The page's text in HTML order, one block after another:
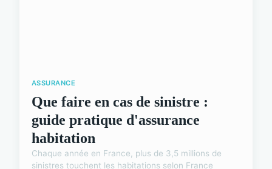
ASSURANCE
Que faire en cas de sinistre :
guide pratique d'assurance
habitation
Chaque année en France, plus de 3,5 millions de
sinistres touchent les habitations selon France